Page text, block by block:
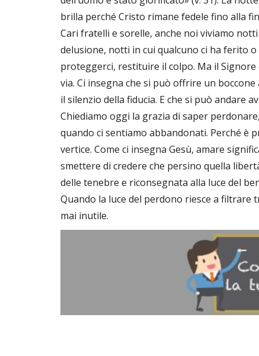
brilla perché Cristo rimane fedele fino alla
Cari fratelli e sorelle, anche noi viviamo
delusione, notti in cui qualcuno ci ha ferito
proteggerci, restituire il colpo. Ma il Signore
via. Ci insegna che si può offrire un
il silenzio della fiducia. E che si può andare
Chiediamo oggi la grazia di saper
quando ci sentiamo abbandonati. Perché è
vertice. Come ci insegna Gesù, amare
smettere di credere che persino quella
delle tenebre e riconsegnata alla luce del
Quando la luce del perdono riesce a filtrare
mai inutile.